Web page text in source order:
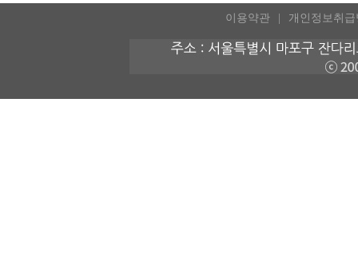
이용약관 개인정보취급